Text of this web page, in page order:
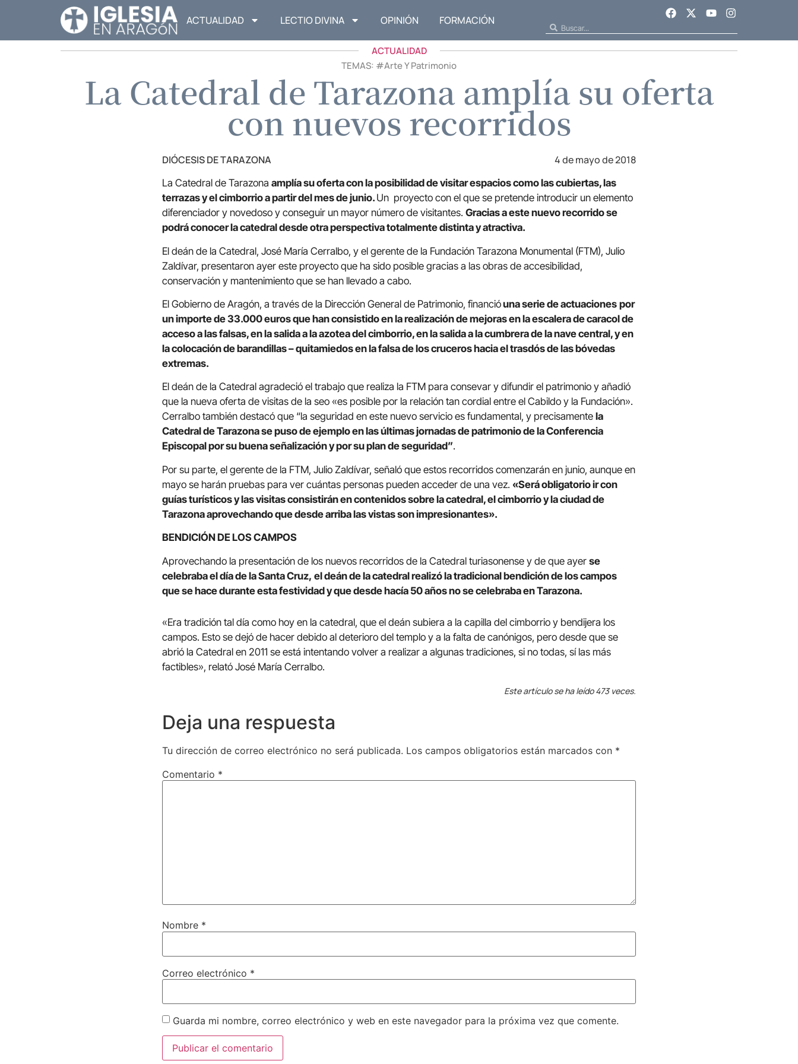
ACTUALIDAD LECTIO DIVINA OPINIÓN FORMACIÓN
ACTUALIDAD
TEMAS: #Arte Y Patrimonio
La Catedral de Tarazona amplía su oferta
con nuevos recorridos
DIÓCESIS DE TARAZONA 4 de mayo de 2018
La Catedral de Tarazona amplía su oferta con la posibilidad de visitar espacios como las cubiertas, las
terrazas y el cimborrio a partir del mes de junio. Un proyecto con el que se pretende introducir un elemento
diferenciador y novedoso y conseguir un mayor número de visitantes. Gracias a este nuevo recorrido se
podrá conocer la catedral desde otra perspectiva totalmente distinta y atractiva.
El deán de la Catedral, José María Cerralbo, y el gerente de la Fundación Tarazona Monumental (FTM), Julio
Zaldívar, presentaron ayer este proyecto que ha sido posible gracias a las obras de accesibilidad,
conservación y mantenimiento que se han llevado a cabo.
El Gobierno de Aragón, a través de la Dirección General de Patrimonio, financióuna serie de actuaciones por
un importe de 33.000 euros que han consistido en la realización de mejoras en la escalera de caracol de
acceso a las falsas, en la salida a la azotea del cimborrio, en la salida a la cumbrera de la nave central, y en
la colocación de barandillas – quitamiedos en la falsa de los cruceros hacia el trasdós de las bóvedas
extremas.
El deán de la Catedral agradeció el trabajo que realiza la FTM para consevar y difundir el patrimonio y añadió
que la nueva oferta de visitas de la seo «es posible por la relación tan cordial entre el Cabildo y la Fundación».
Cerralbo también destacó que “la seguridad en este nuevo servicio es fundamental, y precisamente la
Catedral de Tarazona se puso de ejemplo en las últimas jornadas de patrimonio de la Conferencia
Episcopal por su buena señalización y por su plan de seguridad”.
Por su parte, el gerente de la FTM, Julio Zaldívar, señaló que estos recorridos comenzarán en junio, aunque en
mayo se harán pruebas para ver cuántas personas pueden acceder de una vez. «Será obligatorio ir con
guías turísticos y las visitas consistirán en contenidos sobre la catedral, el cimborrio y la ciudad de
Tarazona aprovechando que desde arriba las vistas son impresionantes».
BENDICIÓN DE LOS CAMPOS
Aprovechando la presentación de los nuevos recorridos de la Catedral turiasonense y de que ayer se
celebraba el día de la Santa Cruz, el deán de la catedral realizó la tradicional bendición de los campos
que se hace durante esta festividad y que desde hacía 50 años no se celebraba en Tarazona.
«Era tradición tal día como hoy en la catedral, que el deán subiera a la capilla del cimborrio y bendijera los
campos. Esto se dejó de hacer debido al deterioro del templo y a la falta de canónigos, pero desde que se
abrió la Catedral en 2011 se está intentando volver a realizar a algunas tradiciones, si no todas, sí las más
factibles», relató José María Cerralbo.
Este artículo se ha leído 473 veces.
Deja una respuesta
Tu dirección de correo electrónico no será publicada. Los campos obligatorios están marcados con *
Comentario *
Nombre *
Correo electrónico *
Guarda mi nombre, correo electrónico y web en este navegador para la próxima vez que comente.